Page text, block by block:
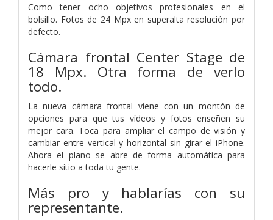
Como tener ocho objetivos profesionales en el
bolsillo. Fotos de 24 Mpx en superalta resolución por
defecto.
Cámara frontal Center Stage de
18 Mpx. Otra forma de verlo
todo.
La nueva cámara frontal viene con un montón de
opciones para que tus vídeos y fotos enseñen su
mejor cara. Toca para ampliar el campo de visión y
cambiar entre vertical y horizontal sin girar el iPhone.
Ahora el plano se abre de forma automática para
hacerle sitio a toda tu gente.
Más pro y hablarías con su
representante.